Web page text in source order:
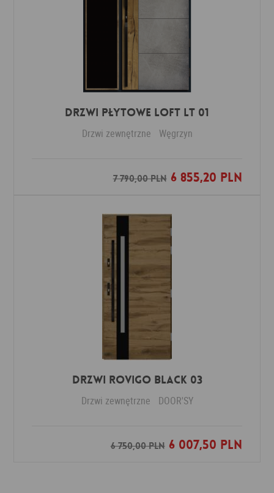
DRZWI PŁYTOWE LOFT LT 01
Drzwi zewnętrzne Węgrzyn
7 790,00 PLN6 855,20 PLN
Dodaj do ulubionych
DRZWI ROVIGO BLACK 03
Drzwi zewnętrzne DOOR'SY
6 750,00 PLN6 007,50 PLN
Dodaj do ulubionych